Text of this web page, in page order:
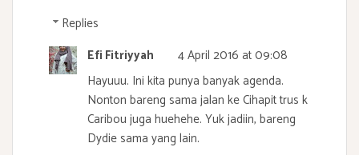
Replies
Efi Fitriyyah
4 April 2016 at 09:08
Hayuuu. Ini kita punya banyak agenda.
Nonton bareng sama jalan ke Cihapit trus k
Caribou juga huehehe. Yuk jadiin, bareng
Dydie sama yang lain.